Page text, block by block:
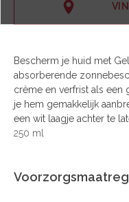
Bescherm je huid met
absorberende
crème en verfrist als een
je hem gemakkelijk
een wit laagje achter te
250 ml